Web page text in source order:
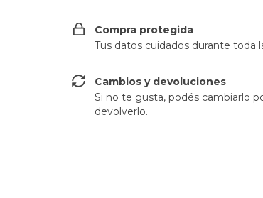
Compra protegida
Tus datos cuidados durante toda
Cambios y devoluciones
Si no te gusta, podés cambiarlo
devolverlo.